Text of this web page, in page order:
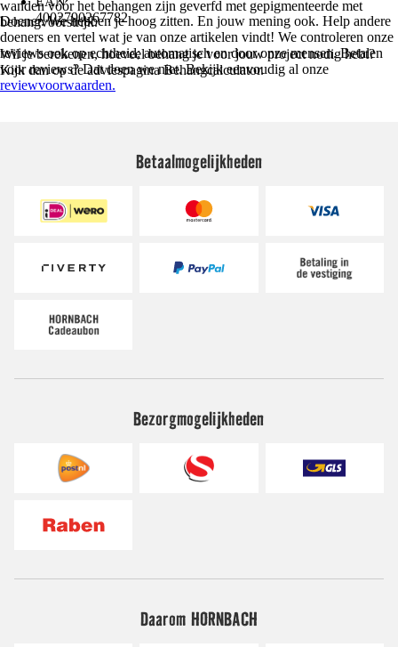
4002790267782
wanden vóór het behangen zijn geverfd met gepigmenteerde met
behangvoorstrijk.
Wil je berekenen, hoeveel behang je voor jouw project nodig hebt?
Kijk dan op de adviespagina Behangcalculator.
Doener. We hebben je hoog zitten. En jouw mening ook. Help andere
doeners en vertel wat je van onze artikelen vindt! We controleren onze
reviews ook op echtheid; automatisch en door onze mensen. Betalen
voor reviews? Dat doen we niet. Bekijk eenvoudig al onze
reviewvoorwaarden.
Betaalmogelijkheden
Bezorgmogelijkheden
Daarom HORNBACH